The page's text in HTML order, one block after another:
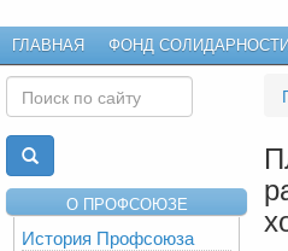
ГЛАВНАЯ ФОНД
О ПРОФСОЮЗЕ
История Профсоюза